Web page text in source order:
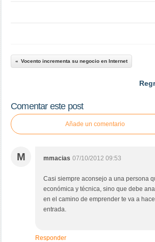
Vocento incrementa su negocio en Internet
Comentar este post
Añade un comentario
M mmacias 07/10/2012 09:53
Casi siempre aconsejo a una persona
económica y técnica, sino que debe
en el camino de emprender te va a
entrada.
Responder